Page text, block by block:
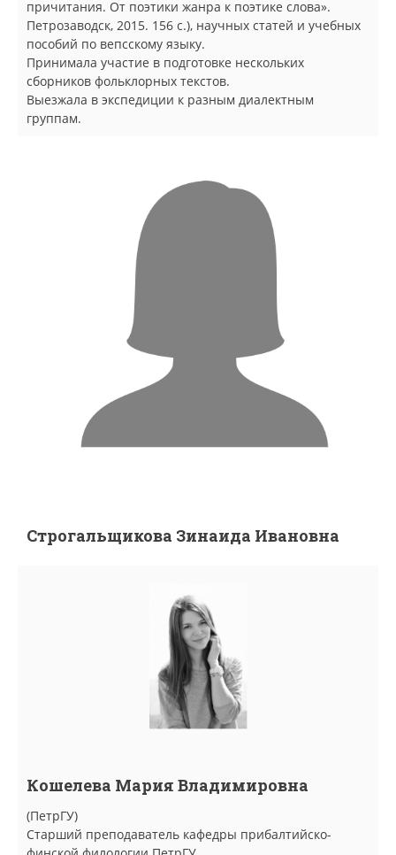
причитания. От поэтики жанра к поэтике слова».
Петрозаводск, 2015. 156 с.), научных статей и учебных
пособий по вепсскому языку.
Принимала участие в подготовке нескольких
сборников фольклорных текстов.
Выезжала в экспедиции к разным диалектным
группам.
Строгальщикова Зинаида Ивановна
Кошелева Мария Владимировна
(ПетрГУ)
Старший преподаватель кафедры прибалтийско-